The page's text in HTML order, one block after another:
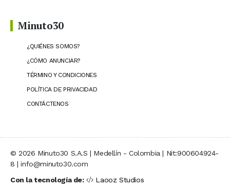
Minuto30
¿QUIÉNES SOMOS?
¿CÓMO ANUNCIAR?
TÉRMINO Y CONDICIONES
POLÍTICA DE PRIVACIDAD
CONTÁCTENOS
© 2026 Minuto30 S.A.S | Medellín - Colombia | Nit:900604924-
8 | info@minuto30.com
Con la tecnología de:
Laooz Studios